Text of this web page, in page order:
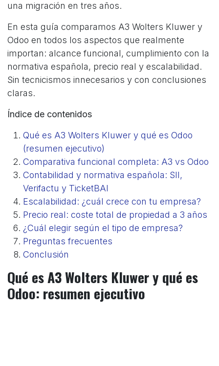
una migración en tres años.
En esta guía comparamos A3 Wolters Kluwer y
Odoo en todos los aspectos que realmente
importan: alcance funcional, cumplimiento con la
normativa española, precio real y escalabilidad.
Sin tecnicismos innecesarios y con conclusiones
claras.
Índice de contenidos
Qué es A3 Wolters Kluwer y qué es Odoo
(resumen ejecutivo)
Comparativa funcional completa: A3 vs Odoo
Contabilidad y normativa española: SII,
Verifactu y TicketBAI
Escalabilidad: ¿cuál crece con tu empresa?
Precio real: coste total de propiedad a 3 años
¿Cuál elegir según el tipo de empresa?
Preguntas frecuentes
Conclusión
Qué es A3 Wolters Kluwer y qué es
Odoo: resumen ejecutivo